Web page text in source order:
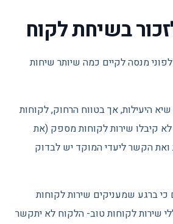
בשיחת לקוח
מנסה לקיים כמה שיותר שיחות
היעילות, אך בטווח הרחוק, לקוחות
קיבלו שירות לקוחות מספק (את
ואת הקשר ליעדי המוקד יש לבדוק
ברגע שמעניקים שירות לקוחות
שירות לקוחות טוב- הלקוח לא יתקשר